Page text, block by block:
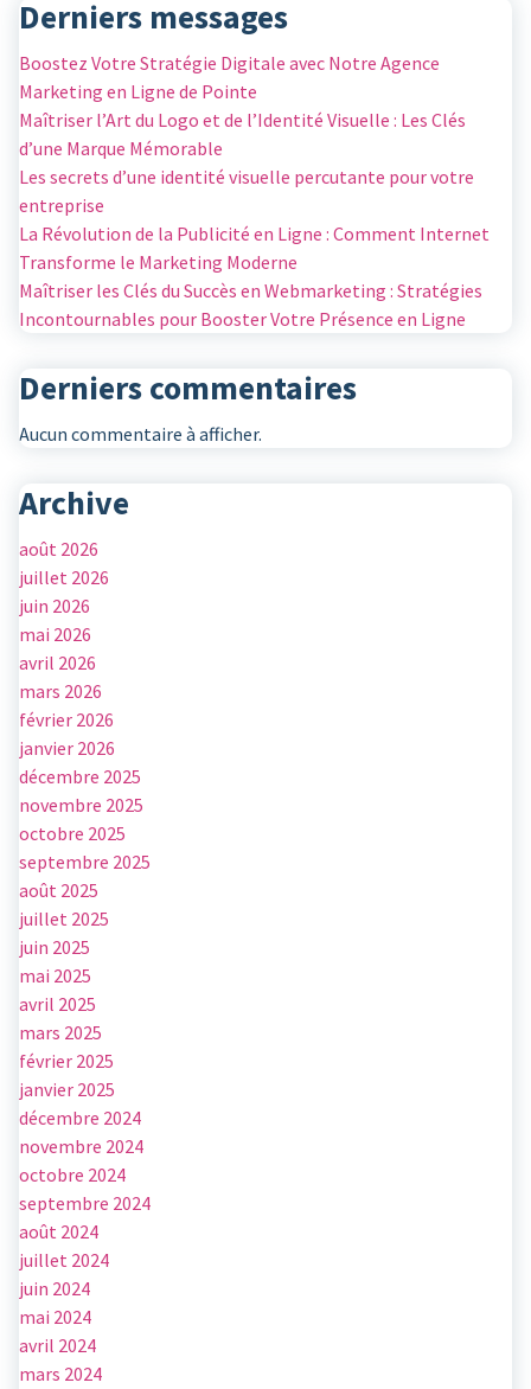
Derniers messages
Boostez Votre Stratégie Digitale avec Notre Agence
Marketing en Ligne de Pointe
Maîtriser l’Art du Logo et de l’Identité Visuelle : Les Clés
d’une Marque Mémorable
Les secrets d’une identité visuelle percutante pour votre
entreprise
La Révolution de la Publicité en Ligne : Comment Internet
Transforme le Marketing Moderne
Maîtriser les Clés du Succès en Webmarketing : Stratégies
Incontournables pour Booster Votre Présence en Ligne
Derniers commentaires
Aucun commentaire à afficher.
Archive
août 2026
juillet 2026
juin 2026
mai 2026
avril 2026
mars 2026
février 2026
janvier 2026
décembre 2025
novembre 2025
octobre 2025
septembre 2025
août 2025
juillet 2025
juin 2025
mai 2025
avril 2025
mars 2025
février 2025
janvier 2025
décembre 2024
novembre 2024
octobre 2024
septembre 2024
août 2024
juillet 2024
juin 2024
mai 2024
avril 2024
mars 2024